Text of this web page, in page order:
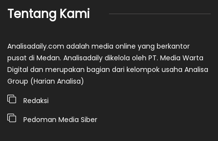
Tentang Kami
Analisadaily.com adalah media online yang berkantor
pusat di Medan. Analisadaily dikelola oleh PT. Media Warta
Digital dan merupakan bagian dari kelompok usaha Analisa
Group (Harian Analisa)
Redaksi
Pedoman Media Siber